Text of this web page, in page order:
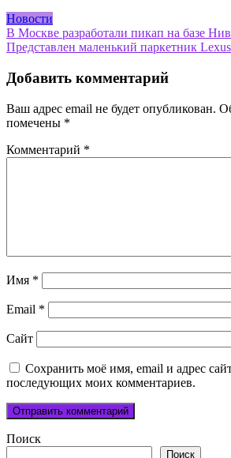
Новости
Навигация
по
записям
В Москве разработали пикап на базе
Представлен маленький паркетник
Добавить комментарий
Ваш адрес email не будет опубликован.
помечены *
Комментарий *
Имя *
Email *
Сайт
Сохранить моё имя, email и адрес
последующих моих комментариев.
Поиск
Поиск